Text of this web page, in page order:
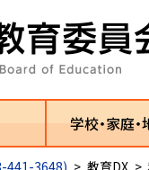
学校・家庭
441-3648) > 教育DX >